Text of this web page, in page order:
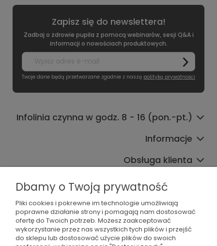
Zapisz się do newslettera!
Zadbaj o zdrowie pupila z pomocą webinarów, sesji Q&A i
informacji o nowościach produktowych.
Twoje dane będą przetwarzane zgodnie z naszą polityką prywatności
Infolinia czynna w godz. 8 - 16 (pon.-pt.)
Informacje
Obsługa klienta
Współpraca
Dbamy o Twoją prywatność
Pliki cookies i pokrewne im technologie umożliwiają
poprawne działanie strony i pomagają nam dostosować
ofertę do Twoich potrzeb. Możesz zaakceptować
wykorzystanie przez nas wszystkich tych plików i przejść
do sklepu lub dostosować użycie plików do swoich